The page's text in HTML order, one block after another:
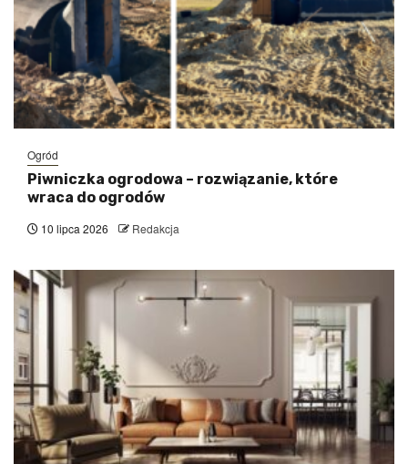
Ogród
Piwniczka ogrodowa – rozwiązanie, które
wraca do ogrodów
10 lipca 2026 Redakcja